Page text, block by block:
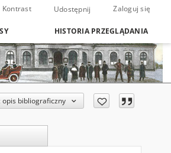
Kontrast Udostępnij Zaloguj się
HISTORIA PRZEGLĄDANIA
opis bibliograficzny